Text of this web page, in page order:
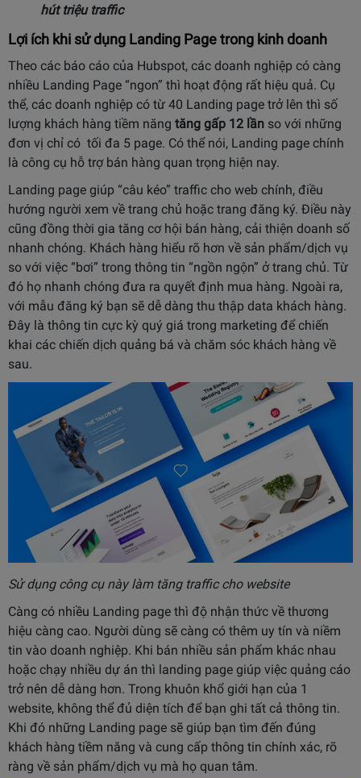
hút triệu traffic
Lợi ích khi sử dụng Landing Page trong kinh doanh
Theo các báo cáo của Hubspot, các doanh nghiệp có càng
nhiều Landing Page “ngon” thì hoạt động rất hiệu quả. Cụ
thể, các doanh nghiệp có từ 40 Landing page trở lên thì số
lượng khách hàng tiềm năng tăng gấp 12 lần so với những
đơn vị chỉ có tối đa 5 page. Có thể nói, Landing page chính
là công cụ hỗ trợ bán hàng quan trọng hiện nay.
Landing page giúp “câu kéo” traffic cho web chính, điều
hướng người xem về trang chủ hoặc trang đăng ký. Điều này
cũng đồng thời gia tăng cơ hội bán hàng, cải thiện doanh số
nhanh chóng. Khách hàng hiểu rõ hơn về sản phẩm/dịch vụ
so với việc “bơi” trong thông tin “ngồn ngộn” ở trang chủ. Từ
đó họ nhanh chóng đưa ra quyết định mua hàng. Ngoài ra,
với mẫu đăng ký bạn sẽ dễ dàng thu thập data khách hàng.
Đây là thông tin cực kỳ quý giá trong marketing để chiến
khai các chiến dịch quảng bá và chăm sóc khách hàng về
sau.
Sử dụng công cụ này làm tăng traffic cho website
Càng có nhiều Landing page thì độ nhận thức về thương
hiệu càng cao. Người dùng sẽ càng có thêm uy tín và niềm
tin vào doanh nghiệp. Khi bán nhiều sản phẩm khác nhau
hoặc chạy nhiều dự án thì landing page giúp việc quảng cáo
trở nên dễ dàng hơn. Trong khuôn khổ giới hạn của 1
website, không thể đủ diện tích để bạn ghi tất cả thông tin.
Khi đó những Landing page sẽ giúp bạn tìm đến đúng
khách hàng tiềm năng và cung cấp thông tin chính xác, rõ
ràng về sản phẩm/dịch vụ mà họ quan tâm.